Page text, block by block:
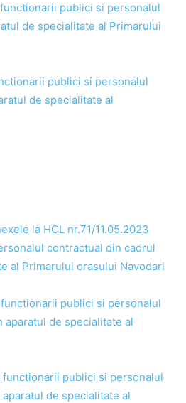
publici si personalul
de specialitate al Primarului
publici si personalul
de specialitate al
la HCL nr.71/11.05.2023
contractual din cadrul
al Primarului orasului Navodari
publici si personalul
de specialitate al
functionarii publici si personalul
de specialitate al